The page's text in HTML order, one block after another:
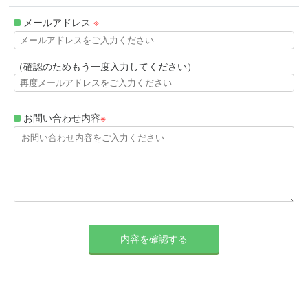
メールアドレス ※
（確認のためもう一度入力してください）
お問い合わせ内容※